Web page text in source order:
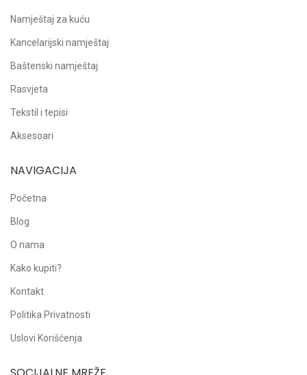
Namještaj za kuću
Kancelarijski namještaj
Baštenski namještaj
Rasvjeta
Tekstil i tepisi
Aksesoari
NAVIGACIJA
Početna
Blog
O nama
Kako kupiti?
Kontakt
Politika Privatnosti
Uslovi Korišćenja